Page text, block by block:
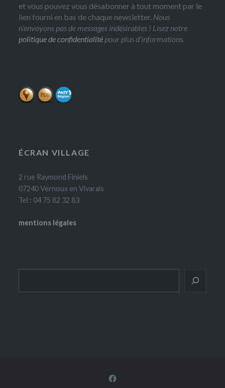
et vous pouvez vous désabonner à tout moment par le
lien fourni en bas de chaque newsletter. Nous
n’envoyons pas de messages indésirables ! Lisez notre
politique de confidentialité pour plus d’informations.
ÉCRAN VILLAGE
2 rue Raymond Finiels
07240 Vernoux en Vivarais
Tel : 04 75 82 32 83
mentions légales
Facebook